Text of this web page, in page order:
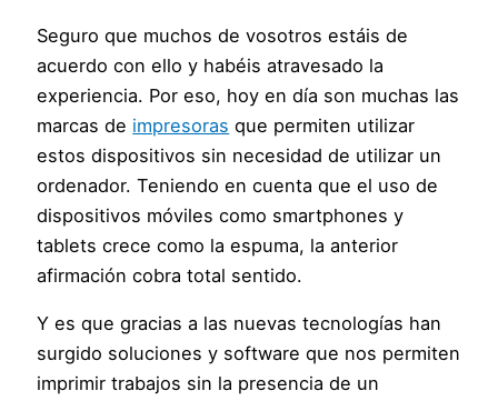
Seguro que muchos de vosotros estáis de
acuerdo con ello y habéis atravesado la
experiencia. Por eso, hoy en día son muchas las
marcas de impresoras que permiten utilizar
estos dispositivos sin necesidad de utilizar un
ordenador. Teniendo en cuenta que el uso de
dispositivos móviles como smartphones y
tablets crece como la espuma, la anterior
afirmación cobra total sentido.
Y es que gracias a las nuevas tecnologías han
surgido soluciones y software que nos permiten
imprimir trabajos sin la presencia de un